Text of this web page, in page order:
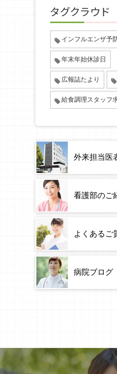
タグクラウド
インフルエンザ予
年末年始休診日
広報誌たより
給食調理スタッフ
外来担当医
看護部のご
よくあるご
病院ブログ